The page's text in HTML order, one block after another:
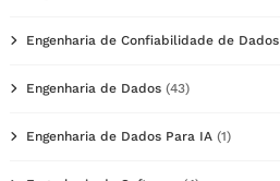
Engenharia de Confiabilidade de Dados
Engenharia de Dados (43)
Engenharia de Dados Para IA (1)